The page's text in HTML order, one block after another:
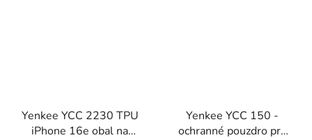
Yenkee YCC 2230 TPU
iPhone 16e obal na
Yenkee YCC 150 -
ochranné pouzdro pro